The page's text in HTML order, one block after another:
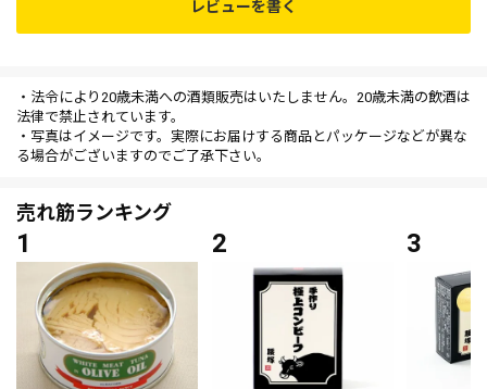
レビューを書く
・法令により20歳未満への酒類販売はいたしません。20歳未満の飲酒は
法律で禁止されています。
・写真はイメージです。実際にお届けする商品とパッケージなどが異な
る場合がございますのでご了承下さい。
売れ筋ランキング